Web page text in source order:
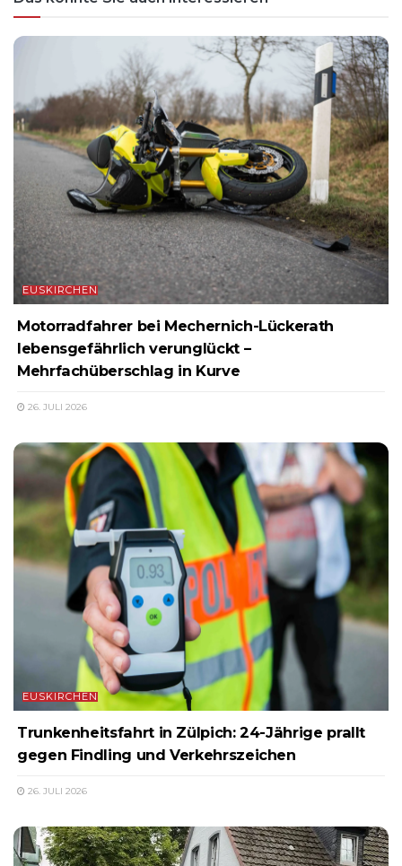
EUSKIRCHEN
Motorradfahrer bei Mechernich-Lückerath
lebensgefährlich verunglückt –
Mehrfachüberschlag in Kurve
26. JULI 2026
EUSKIRCHEN
Trunkenheitsfahrt in Zülpich: 24-Jährige prallt
gegen Findling und Verkehrszeichen
26. JULI 2026